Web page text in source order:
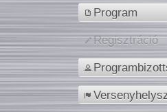
Program
Regisztráció